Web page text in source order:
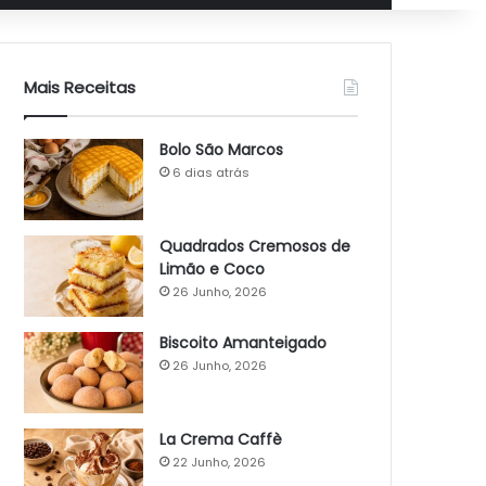
Mais Receitas
Bolo São Marcos
6 dias atrás
Quadrados Cremosos de
Limão e Coco
26 Junho, 2026
Biscoito Amanteigado
26 Junho, 2026
La Crema Caffè
22 Junho, 2026